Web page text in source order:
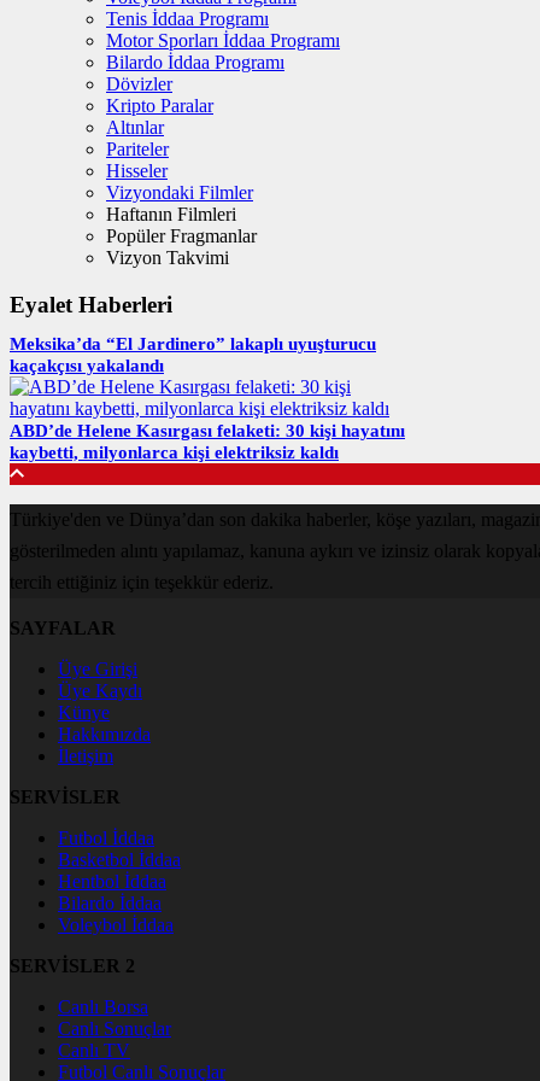
Tenis İddaa Programı
Motor Sporları İddaa Programı
Bilardo İddaa Programı
Dövizler
Kripto Paralar
Altınlar
Pariteler
Hisseler
Vizyondaki Filmler
Haftanın Filmleri
Popüler Fragmanlar
Vizyon Takvimi
Eyalet Haberleri
Meksika’da “El Jardinero” lakaplı uyuşturucu
kaçakçısı yakalandı
ABD’de Helene Kasırgası felaketi: 30 kişi hayatını
kaybetti, milyonlarca kişi elektriksiz kaldı
Türkiye'den ve Dünya’dan son dakika haberler, köşe yazıları,
gösterilmeden alıntı yapılamaz, kanuna aykırı ve izinsiz olarak
tercih ettiğiniz için teşekkür ederiz.
SAYFALAR
Üye Girişi
Üye Kaydı
Künye
Hakkımızda
İletişim
SERVİSLER
Futbol İddaa
Basketbol İddaa
Hentbol İddaa
Bilardo İddaa
Voleybol İddaa
SERVİSLER 2
Canlı Borsa
Canlı Sonuçlar
Canlı TV
Futbol Canlı Sonuçlar